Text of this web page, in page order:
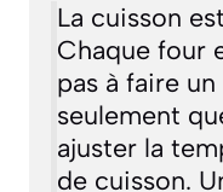
La cuisson
Chaque four
pas à faire
seulement
ajuster la
de cuisson.